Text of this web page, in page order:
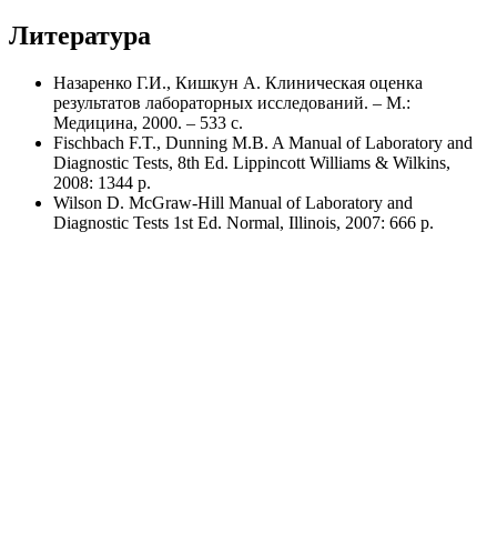
Литература
Назаренко Г.И., Кишкун А. Клиническая оценка
результатов лабораторных исследований. – М.:
Медицина, 2000. – 533 с.
Fischbach F.T., Dunning M.B. A Manual of Laboratory and
Diagnostic Tests, 8th Ed. Lippincott Williams & Wilkins,
2008: 1344 p.
Wilson D. McGraw-Hill Manual of Laboratory and
Diagnostic Tests 1st Ed. Normal, Illinois, 2007: 666 p.